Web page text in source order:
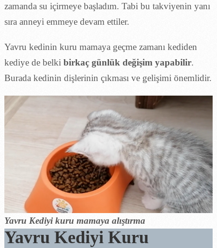
zamanda su içirmeye başladım. Tabi bu takviyenin yanı
sıra anneyi emmeye devam ettiler.
Yavru kedinin kuru mamaya geçme zamanı kediden
kediye de belki birkaç günlük değişim yapabilir.
Burada kedinin dişlerinin çıkması ve gelişimi önemlidir.
Yavru Kediyi kuru mamaya alıştırma
Yavru Kediyi Kuru